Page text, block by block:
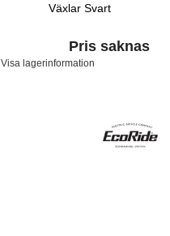
Växlar Svart
Pris saknas
Visa lagerinformation